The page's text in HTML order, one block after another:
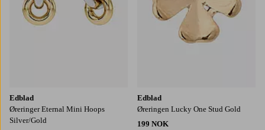
Edblad
Øreringer Eternal Mini Hoops
Silver/Gold
Edblad
Øreringen Lucky One Stud Gold
199 NOK